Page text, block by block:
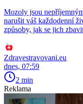
Mozoly jsou
narušit váš každodenní
způsoby, jak se jich
Zdravestravovani.eu
dnes, 07:59
2 min
Reklama